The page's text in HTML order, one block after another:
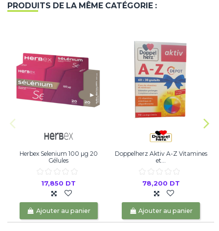
PRODUITS DE LA MÊME CATÉGORIE :
Herbex Selenium 100 µg 20
Gélules
17,850 DT
Ajouter au panier
Doppelherz Aktiv A-Z Vitamines
et...
78,200 DT
Ajouter au panier